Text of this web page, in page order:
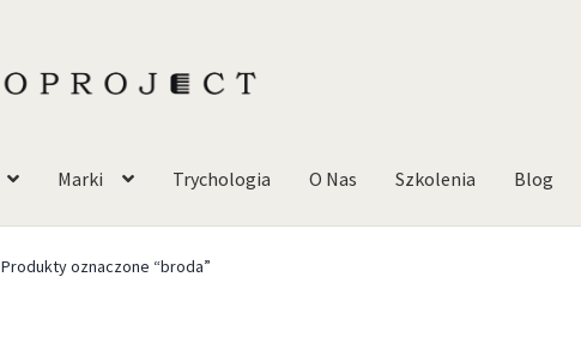
Marki Trychologia O Nas Szkolenia Blog
Produkty oznaczone “broda”